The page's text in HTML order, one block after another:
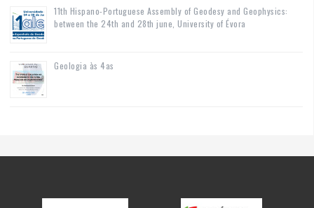
11th Hispano-Portuguese Assembly of Geodesy and Geophysics:
between the 24th and 28th june, University of Évora
Geologia às 4as